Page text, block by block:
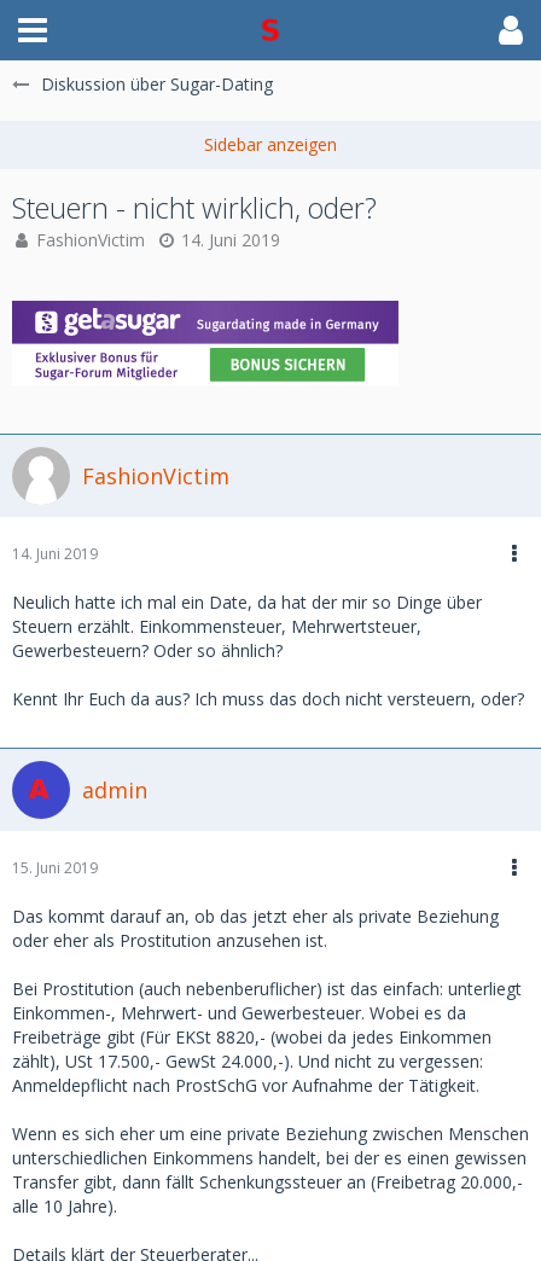
Diskussion über Sugar-Dating
Steuern - nicht wirklich, oder?
FashionVictim 14. Juni 2019
FashionVictim
14. Juni 2019
Neulich hatte ich mal ein Date, da hat der mir so Dinge über
Steuern erzählt. Einkommensteuer, Mehrwertsteuer,
Gewerbesteuern? Oder so ähnlich?
Kennt Ihr Euch da aus? Ich muss das doch nicht versteuern, oder?
admin
15. Juni 2019
Das kommt darauf an, ob das jetzt eher als private Beziehung
oder eher als Prostitution anzusehen ist.
Bei Prostitution (auch nebenberuflicher) ist das einfach: unterliegt
Einkommen-, Mehrwert- und Gewerbesteuer. Wobei es da
Freibeträge gibt (Für EKSt 8820,- (wobei da jedes Einkommen
zählt), USt 17.500,- GewSt 24.000,-). Und nicht zu vergessen:
Anmeldepflicht nach ProstSchG vor Aufnahme der Tätigkeit.
Wenn es sich eher um eine private Beziehung zwischen Menschen
unterschiedlichen Einkommens handelt, bei der es einen gewissen
Transfer gibt, dann fällt Schenkungssteuer an (Freibetrag 20.000,-
alle 10 Jahre).
Details klärt der Steuerberater...